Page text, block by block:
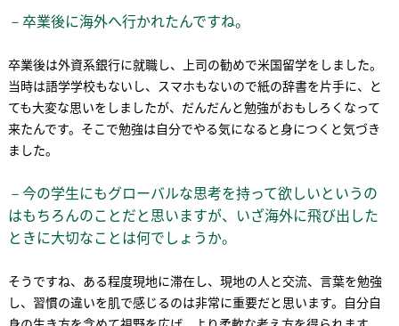
－卒業後に海外へ行かれたんですね。
卒業後は外資系銀行に就職し、上司の勧めで米国留学をしました。
当時は語学学校もないし、スマホもないので紙の辞書を片手に、と
ても大変な思いをしましたが、だんだんと勉強がおもしろくなって
来たんです。そこで勉強は自分でやる気になると身につくと気づき
ました。
－今の学生にもグローバルな思考を持って欲しいというの
はもちろんのことだと思いますが、いざ海外に飛び出した
ときに大切なことは何でしょうか。
そうですね、ある程度現地に滞在し、現地の人と交流、言葉を勉強
し、習慣の違いを肌で感じるのは非常に重要だと思います。自分自